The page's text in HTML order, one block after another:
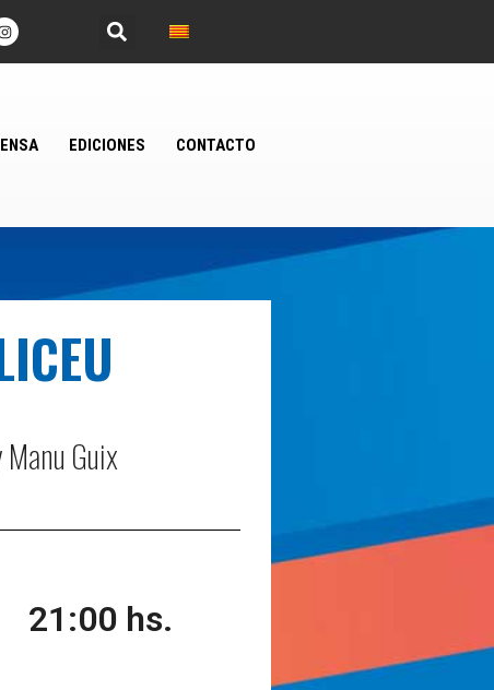
EDICIONES CONTACTO
Guix
21:00 hs.